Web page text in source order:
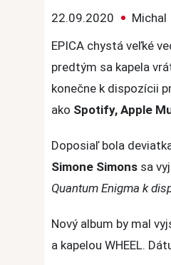
22.09.2020 Michal
EPICA chystá veľké
predtým sa kapela
konečne k dispozícii
ako Spotify, Apple
Doposiaľ bola
Simone Simons sa
Quantum Enigma k
Nový album by mal
a kapelou WHEEL.